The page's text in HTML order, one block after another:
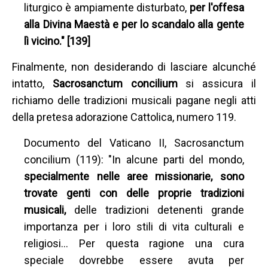
liturgico è ampiamente disturbato, per l'offesa
alla Divina Maestà e per lo scandalo alla gente
lì vicino." [139]
Finalmente, non desiderando di lasciare alcunché
intatto, Sacrosanctum conciliumsi assicura il
richiamo delle tradizioni musicali pagane negli atti
della pretesa adorazione Cattolica, numero 119.
Documento del Vaticano II, Sacrosanctum
concilium (119): "In alcune parti del mondo,
specialmente nelle aree missionarie, sono
trovate genti con delle proprie tradizioni
musicali, delle tradizioni detenenti grande
importanza per i loro stili di vita culturali e
religiosi… Per questa ragione una cura
speciale dovrebbe essere avuta per